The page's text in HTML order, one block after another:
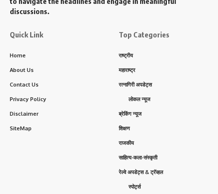
discussions.
Quick Link
Home
About Us
Contact Us
Privacy Policy
Disclaimer
SiteMap
Top Categories
राष्ट्रीय
महाराष्ट्र
रत्नागिरी अपडेट्स
लोकल न्यूज
ब्रेकिंग न्यूज
शिक्षण
राजकीय
साहित्य-कला-संस्कृती
रेल्वे अपडेट्स & ट्रॅव्हल
स्पोर्ट्स